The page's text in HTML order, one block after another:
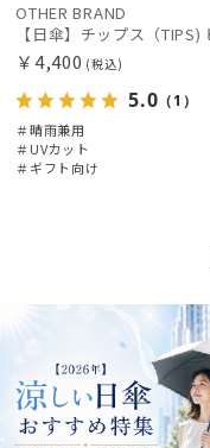
OTHER BRAND
￥4,400 (税込)
5.0 （1）
＃晴雨兼用
＃UVカット
＃ギフト向け